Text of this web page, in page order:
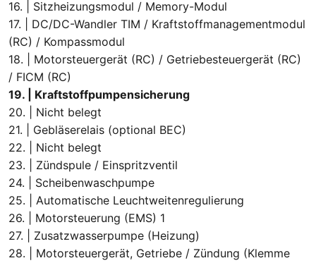
16. | Sitzheizungsmodul / Memory-Modul
17. | DC/DC-Wandler TIM / Kraftstoffmanagementmodul
(RC) / Kompassmodul
18. | Motorsteuergerät (RC) / Getriebesteuergerät (RC)
/ FICM (RC)
19. | Kraftstoffpumpensicherung
20. | Nicht belegt
21. | Gebläserelais (optional BEC)
22. | Nicht belegt
23. | Zündspule / Einspritzventil
24. | Scheibenwaschpumpe
25. | Automatische Leuchtweitenregulierung
26. | Motorsteuerung (EMS) 1
27. | Zusatzwasserpumpe (Heizung)
28. | Motorsteuergerät, Getriebe / Zündung (Klemme